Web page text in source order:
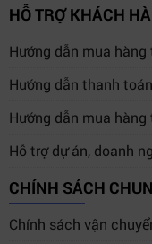
HỖ TRỢ KHÁCH
Hướng dẫn mua
Hướng dẫn thanh
Hướng dẫn mua hàng
Hỗ trợ dự án, doanh
CHÍNH SÁCH
Chính sách vận